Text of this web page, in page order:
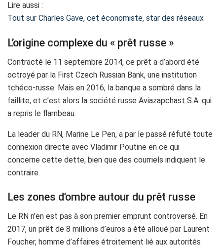
Lire aussi :
Tout sur Charles Gave, cet économiste, star des réseaux
L’origine complexe du « prêt russe »
Contracté le 11 septembre 2014, ce prêt a d’abord été
octroyé par la First Czech Russian Bank, une institution
tchéco-russe. Mais en 2016, la banque a sombré dans la
faillite, et c’est alors la société russe Aviazapchast S.A. qui
a repris le flambeau.
La leader du RN, Marine Le Pen, a par le passé réfuté toute
connexion directe avec Vladimir Poutine en ce qui
concerne cette dette, bien que des courriels indiquent le
contraire.
Les zones d’ombre autour du prêt russe
Le RN n’en est pas à son premier emprunt controversé. En
2017, un prêt de 8 millions d’euros a été alloué par Laurent
Foucher, homme d’affaires étroitement lié aux autorités